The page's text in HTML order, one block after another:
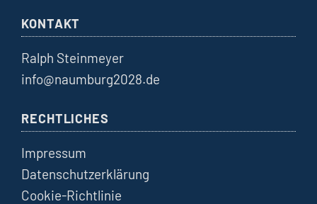
KONTAKT
Ralph Steinmeyer
info@naumburg2028.de
RECHTLICHES
Impressum
Datenschutzerklärung
Cookie-Richtlinie